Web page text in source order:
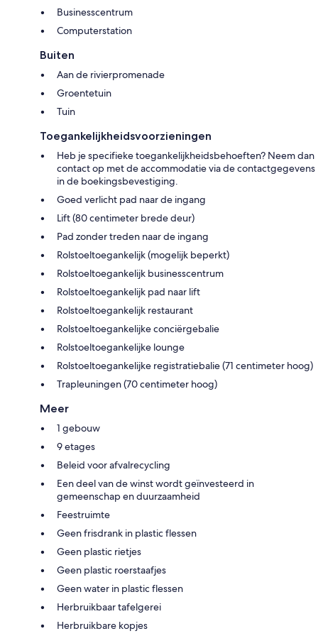
Businesscentrum
Computerstation
Buiten
Aan de rivierpromenade
Groentetuin
Tuin
Toegankelijkheidsvoorzieningen
Heb je specifieke toegankelijkheidsbehoeften? Neem dan
contact op met de accommodatie via de contactgegevens
in de boekingsbevestiging.
Goed verlicht pad naar de ingang
Lift (80 centimeter brede deur)
Pad zonder treden naar de ingang
Rolstoeltoegankelijk (mogelijk beperkt)
Rolstoeltoegankelijk businesscentrum
Rolstoeltoegankelijk pad naar lift
Rolstoeltoegankelijk restaurant
Rolstoeltoegankelijke conciërgebalie
Rolstoeltoegankelijke lounge
Rolstoeltoegankelijke registratiebalie (71 centimeter hoog)
Trapleuningen (70 centimeter hoog)
Meer
1 gebouw
9 etages
Beleid voor afvalrecycling
Een deel van de winst wordt geïnvesteerd in
gemeenschap en duurzaamheid
Feestruimte
Geen frisdrank in plastic flessen
Geen plastic rietjes
Geen plastic roerstaafjes
Geen water in plastic flessen
Herbruikbaar tafelgerei
Herbruikbare kopjes